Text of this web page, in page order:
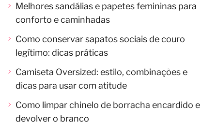
Melhores sandálias e papetes femininas para
conforto e caminhadas
Como conservar sapatos sociais de couro
legítimo: dicas práticas
Camiseta Oversized: estilo, combinações e
dicas para usar com atitude
Como limpar chinelo de borracha encardido e
devolver o branco